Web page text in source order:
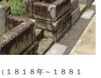
１８１８年～１８８１